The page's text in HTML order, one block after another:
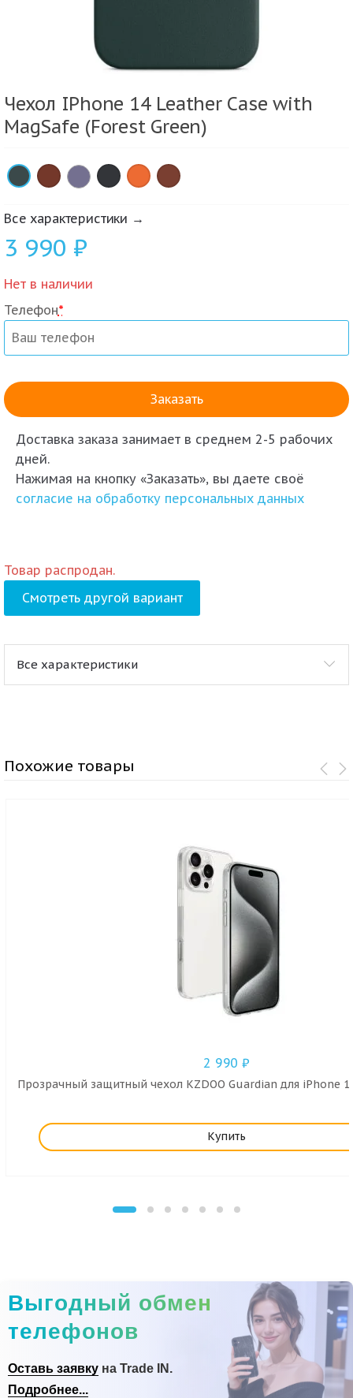
Чехол IPhone 14 Leather Case with
MagSafe (Forest Green)
× × × × ×
Все характеристики →
3 990 ₽
Нет в наличии
Телефон*
Доставка заказа занимает в среднем 2-5 рабочих
дней.
Нажимая на кнопку «Заказать», вы даете своё
согласие на обработку персональных данных
Товар распродан.
Смотреть другой вариант
Все характеристики
Похожие товары
2 990₽
Прозрачный защитный чехол KZDOO Guardian для iPhone
Купить
Выгодный обмен
телефонов
Оставь заявку на Trade IN.
Подробнее...